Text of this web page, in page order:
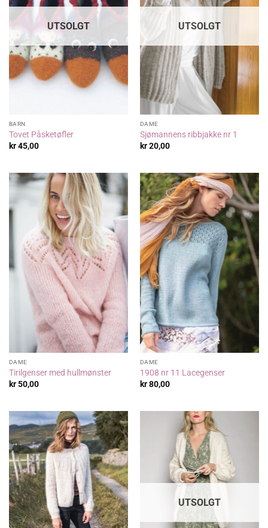
UTSOLGT
BARN
Tovet Påsketøfler
kr45,00
UTSOLGT
DAME
Sjømannens ribbjakke nr 1
kr20,00
DAME
Tirilgenser med hullmønster
kr50,00
DAME
1908 nr 11 Lacegenser
kr80,00
UTSOLGT